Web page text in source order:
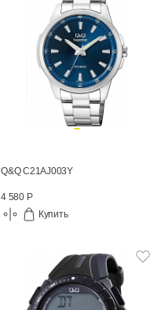
Q&Q C21AJ003Y
4 580 Р
Купить